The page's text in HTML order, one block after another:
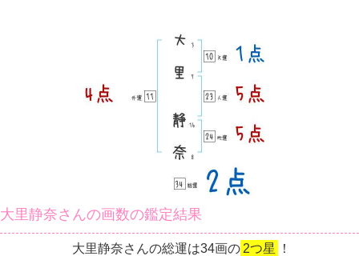
大里静奈さんの画数の鑑定結果
大里静奈さんの総運は34画の 2つ星 ！